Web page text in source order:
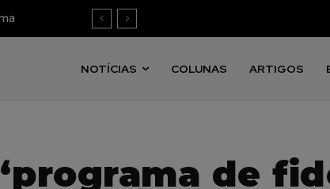
NOTÍCIAS COLUNAS ARTIGOS
de